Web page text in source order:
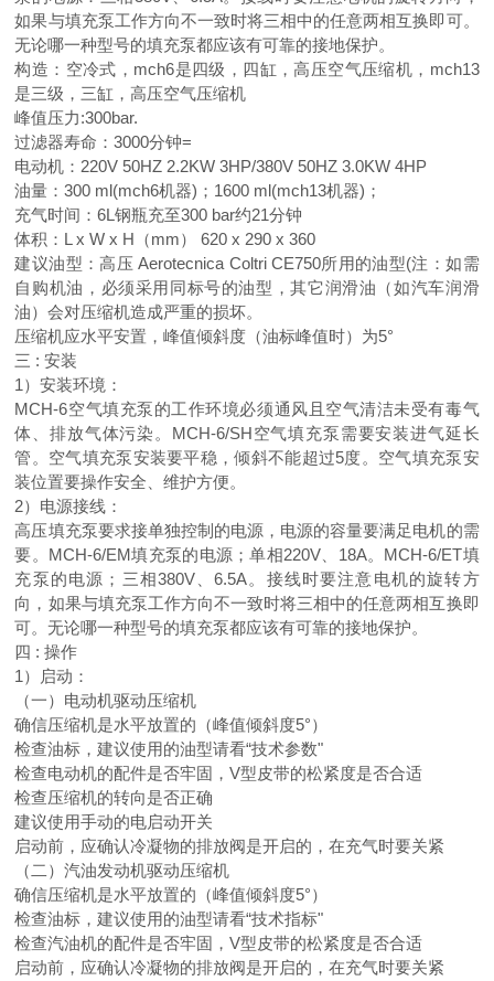
如果与填充泵工作方向不一致时将三相中的任意两相互换即可。
无论哪一种型号的填充泵都应该有可靠的接地保护。
构造：空冷式，mch6是四级，四缸，高压空气压缩机，mch13
是三级，三缸，高压空气压缩机
峰值压力:300bar.
过滤器寿命：3000分钟=
电动机：220V 50HZ 2.2KW 3HP/380V 50HZ 3.0KW 4HP
油量：300 ml(mch6机器)；1600 ml(mch13机器)；
充气时间：6L钢瓶充至300 bar约21分钟
体积：L x W x H（mm） 620 x 290 x 360
建议油型：高压 Aerotecnica Coltri CE750所用的油型(注：如需
自购机油，必须采用同标号的油型，其它润滑油（如汽车润滑
油）会对压缩机造成严重的损坏。
压缩机应水平安置，峰值倾斜度（油标峰值时）为5°
三 : 安装
1）安装环境：
MCH-6空气填充泵的工作环境必须通风且空气清洁未受有毒气
体、排放气体污染。MCH-6/SH空气填充泵需要安装进气延长
管。空气填充泵安装要平稳，倾斜不能超过5度。空气填充泵安
装位置要操作安全、维护方便。
2）电源接线：
高压填充泵要求接单独控制的电源，电源的容量要满足电机的需
要。MCH-6/EM填充泵的电源；单相220V、18A。MCH-6/ET填
充泵的电源；三相380V、6.5A。接线时要注意电机的旋转方
向，如果与填充泵工作方向不一致时将三相中的任意两相互换即
可。无论哪一种型号的填充泵都应该有可靠的接地保护。
四 : 操作
1）启动：
（一）电动机驱动压缩机
确信压缩机是水平放置的（峰值倾斜度5°）
检查油标，建议使用的油型请看“技术参数"
检查电动机的配件是否牢固，V型皮带的松紧度是否合适
检查压缩机的转向是否正确
建议使用手动的电启动开关
启动前，应确认冷凝物的排放阀是开启的，在充气时要关紧
（二）汽油发动机驱动压缩机
确信压缩机是水平放置的（峰值倾斜度5°）
检查油标，建议使用的油型请看“技术指标"
检查汽油机的配件是否牢固，V型皮带的松紧度是否合适
启动前，应确认冷凝物的排放阀是开启的，在充气时要关紧